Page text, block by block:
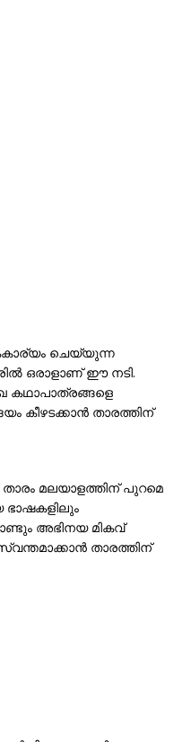
ചെയ്യുന്ന
ഒരാളാണ് ഈ നടി.
കഥാപാത്രങ്ങളെ
കീഴടക്കാൻ താരത്തിന്
മലയാളത്തിന് പുറമെ
ഭാഷകളിലും
അഭിനയ മികവ്
താരത്തിന്